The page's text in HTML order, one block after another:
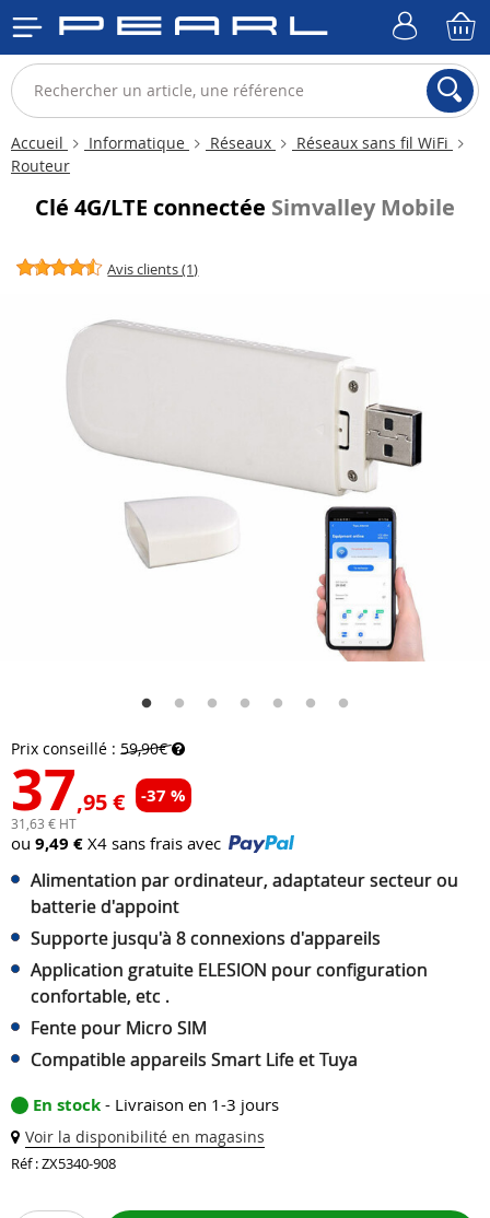
Accueil Informatique Réseaux
Réseaux sans fil WiFi
Routeur
Clé 4G/LTE connectée Simvalley Mobile
Avis clients (1)
Prix conseillé : 59,90€
37,95 € -37 %
31,63 € HT
ou 9,49 € X4 sans frais avec
Alimentation par ordinateur, adaptateur secteur ou
batterie d'appoint
Supporte jusqu'à 8 connexions d'appareils
Application gratuite ELESION pour configuration
confortable, etc .
Fente pour Micro SIM
Compatible appareils Smart Life et Tuya
En stock - Livraison en 1-3 jours
Voir la disponibilité en magasins
Réf : ZX5340-908